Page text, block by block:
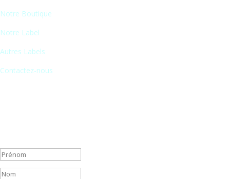
Notre Boutique
Notre Label
Autres Labels
Contactez-nous